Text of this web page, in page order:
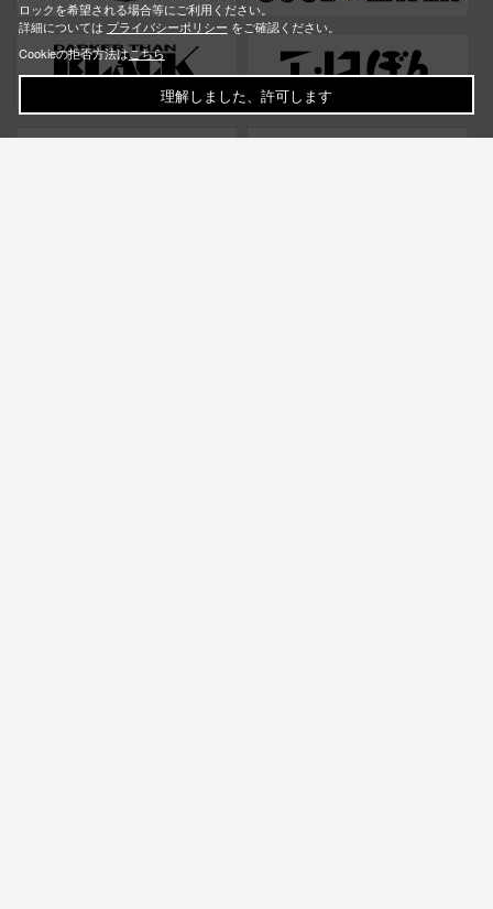
ロックを希望される場合等にご利用ください。
詳細については プライバシーポリシー をご確認ください。
Cookieの拒否方法はこちら
理解しました、許可します